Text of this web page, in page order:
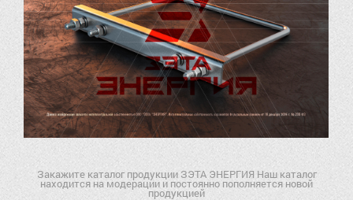
Закажите каталог продукции ЗЭТА ЭНЕРГИЯ Наш каталог
находится на модерации и постоянно пополняется новой
продукцией